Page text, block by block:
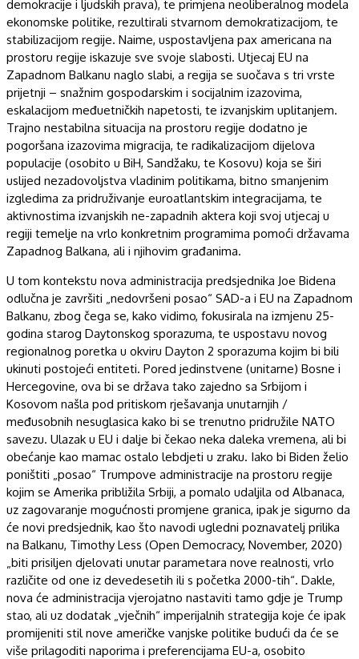
demokracije i ljudskih prava), te primjena neoliberalnog modela
ekonomske politike, rezultirali stvarnom demokratizacijom, te
stabilizacijom regije. Naime, uspostavljena pax americana na
prostoru regije iskazuje sve svoje slabosti. Utjecaj EU na
Zapadnom Balkanu naglo slabi, a regija se suočava s tri vrste
prijetnji – snažnim gospodarskim i socijalnim izazovima,
eskalacijom međuetničkih napetosti, te izvanjskim uplitanjem.
Trajno nestabilna situacija na prostoru regije dodatno je
pogoršana izazovima migracija, te radikalizacijom dijelova
populacije (osobito u BiH, Sandžaku, te Kosovu) koja se širi
uslijed nezadovoljstva vladinim politikama, bitno smanjenim
izgledima za pridruživanje euroatlantskim integracijama, te
aktivnostima izvanjskih ne-zapadnih aktera koji svoj utjecaj u
regiji temelje na vrlo konkretnim programima pomoći državama
Zapadnog Balkana, ali i njihovim građanima.
U tom kontekstu nova administracija predsjednika Joe Bidena
odlučna je završiti „nedovršeni posao“ SAD-a i EU na Zapadnom
Balkanu, zbog čega se, kako vidimo, fokusirala na izmjenu 25-
godina starog Daytonskog sporazuma, te uspostavu novog
regionalnog poretka u okviru Dayton 2 sporazuma kojim bi bili
ukinuti postojeći entiteti. Pored jedinstvene (unitarne) Bosne i
Hercegovine, ova bi se država tako zajedno sa Srbijom i
Kosovom našla pod pritiskom rješavanja unutarnjih /
međusobnih nesuglasica kako bi se trenutno pridružile NATO
savezu. Ulazak u EU i dalje bi čekao neka daleka vremena, ali bi
obećanje kao mamac ostalo lebdjeti u zraku. Iako bi Biden želio
poništiti „posao“ Trumpove administracije na prostoru regije
kojim se Amerika približila Srbiji, a pomalo udaljila od Albanaca,
uz zagovaranje mogućnosti promjene granica, ipak je sigurno da
će novi predsjednik, kao što navodi ugledni poznavatelj prilika
na Balkanu, Timothy Less (Open Democracy, November, 2020)
„biti prisiljen djelovati unutar parametara nove realnosti, vrlo
različite od one iz devedesetih ili s početka 2000-tih“. Dakle,
nova će administracija vjerojatno nastaviti tamo gdje je Trump
stao, ali uz dodatak „vječnih“ imperijalnih strategija koje će ipak
promijeniti stil nove američke vanjske politike budući da će se
više prilagoditi naporima i preferencijama EU-a, osobito